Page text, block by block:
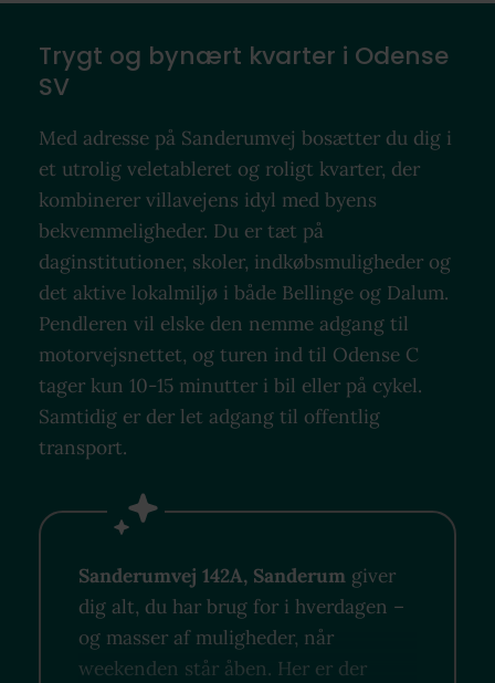
Trygt og bynært kvarter i Odense
SV
Med adresse på Sanderumvej bosætter du dig i
et utrolig veletableret og roligt kvarter, der
kombinerer villavejens idyl med byens
bekvemmeligheder. Du er tæt på
daginstitutioner, skoler, indkøbsmuligheder og
det aktive lokalmiljø i både Bellinge og Dalum.
Pendleren vil elske den nemme adgang til
motorvejsnettet, og turen ind til Odense C
tager kun 10-15 minutter i bil eller på cykel.
Samtidig er der let adgang til offentlig
transport.
Sanderumvej 142A, Sanderum giver
dig alt, du har brug for i hverdagen –
og masser af muligheder, når
weekenden står åben. Her er der